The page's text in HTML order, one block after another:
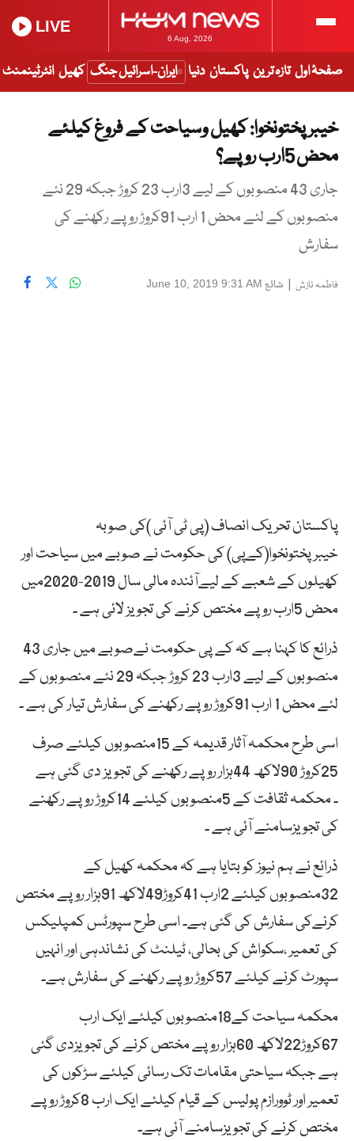
6 Aug, 2026
LIVE
صفحۂ اول تازہ ترین پاکستان دنیا ایران-اسرائیل جنگ کھیل انٹرٹینمنٹ
خیبر پختونخوا: کھیل وسیاحت کے فروغ کیلئے
محض 5ارب روپے؟
جاری 43 منصوبوں کے لیے 3ارب 23 کروڑ جبکہ 29 نئے
منصوبوں کے لئے محض 1 ارب 91کروڑ روپے رکھنے کی
سفارش
فاطمہ نازش | شائع June 10, 2019 9:31 AM
پاکستان تحریک انصاف (پی ٹی آئی )کی صوبہ
خیبرپختونخوا(کےپی) کی حکومت نے صوبے میں سیاحت اور
کھیلوں کے شعبے کے لیےآئندہ مالی سال 2019-2020میں
محض 5ارب روپے مختص کرنے کی تجویز لائی ہے ۔
ذرائع کا کہنا ہے کہ کے پی حکومت نےصوبے میں جاری 43
منصوبوں کے لیے 3ارب 23 کروڑ جبکہ 29 نئے منصوبوں کے
لئے محض 1 ارب 91کروڑ روپے رکھنے کی سفارش تیار کی ہے ۔
اسی طرح محکمہ آثار قدیمہ کے 15منصوبوں کیلئے صرف
25کروڑ 90لاکھ 44ہزار روپے رکھنے کی تجویز دی گئی ہے
۔ محکمہ ثقافت کے 5منصوبوں کیلئے 14کروڑ روپے رکھنے
کی تجویزسامنے آئی ہے ۔
ذرائع نے ہم نیوز کو بتایا ہے کہ محکمہ کھیل کے
32منصوبوں کیلئے 2ارب 41کروڑ49لاکھ 91ہزار روپے مختص
کرنےکی سفارش کی گئی ہے۔ اسی طرح سپورٹس کمپلیکس
کی تعمیر ،سکواش کی بحالی، ٹیلنٹ کی نشاندہی اور انہیں
سپورٹ کرنے کیلئے 57کروڑ روپے رکھنے کی سفارش ہے۔
محکمہ سیاحت کے18منصوبوں کیلئے ایک ارب
67کروڑ22لاکھ 60ہزار روپے مختص کرنے کی تجویزدی گئی
ہے جبکہ سیاحتی مقامات تک رسائی کیلئے سڑکوں کی
تعمیر اور ٹوورازم پولیس کے قیام کیلئے ایک ارب 8کروڑ روپے
مختص کرنے کی تجویزسامنے آئی ہے۔